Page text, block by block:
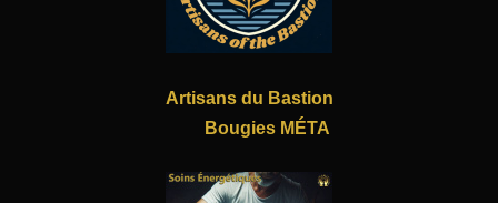
Artisans du Bastion
Bougies MÉTA